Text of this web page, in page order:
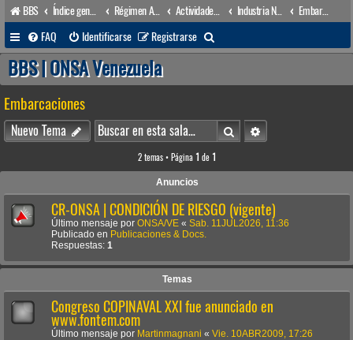
BBS Índice general Régimen Acuático venezolano Actividades conexas Industria Naval
Embarcaciones
FAQ
Identificarse Registrarse
u
a
r
BBS | ONSA Venezuela
Embarcaciones
Nuevo Tema BuscarBúsqueda avanzada
2 temas • Página 1 de 1
Anuncios
CR-ONSA | CONDICIÓN DE RIESGO (vigente)
Último mensaje por ONSA/VE « Sab. 11JUL2026, 11:36
Publicado en Publicaciones & Docs.
Respuestas: 1
Temas
Congreso COPINAVAL XXI fue anunciado en
www.fontem.com
Último mensaje por Martinmagnani « Vie. 10ABR2009, 17:26